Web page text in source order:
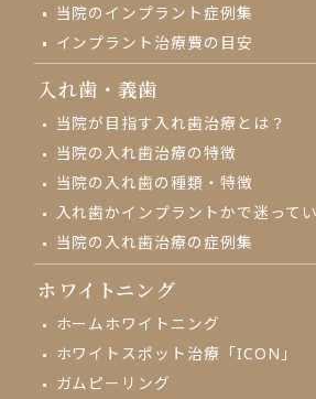
当院のインプラント症例集
インプラント治療費の目安
入れ歯・義歯
当院が目指す入れ歯治療とは？
当院の入れ歯治療の特徴
当院の入れ歯の種類・特徴
入れ歯かインプラントかで迷って
当院の入れ歯治療の症例集
ホワイトニング
ホームホワイトニング
ホワイトスポット治療「ICON」
ガムピーリング